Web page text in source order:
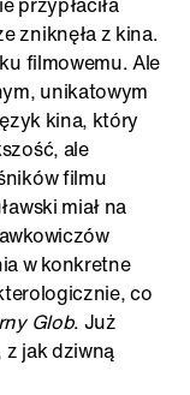
zniknęła z kina.
filmowemu. Ale
unikatowym
kina, który
ale
filmu
miał na
w konkretne
co
Glob. Już
jak dziwną